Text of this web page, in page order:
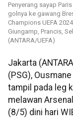
Penyerang sayap
golnya ke gawang
Champions UEFA
Giungamp, Prancis,
(ANTARA/UEFA)
Jakarta
(PSG),
tampil pada leg
melawan
(8/5) dini hari